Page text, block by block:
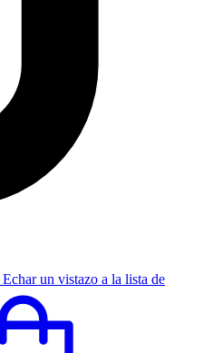
Echar un vistazo a la lista de